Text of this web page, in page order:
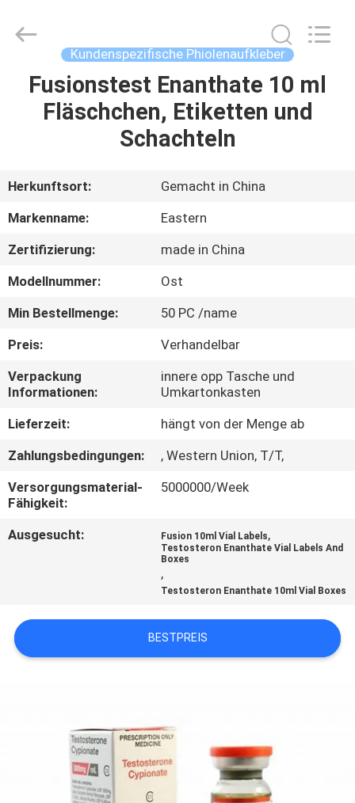
HAUS
ÜBER
UNS
FABRIK-
AUSFLUG
QUALITÄTSKONTROLLE
TRETEN
SIE
MIT
IN
VERBINDUNG
FÄLLE
PRIVACY
POLICY
Kundenspezifische Phiolenaufkleber
Fusionstest Enanthate 10 ml
Fläschchen, Etiketten und
Schachteln
Herkunftsort:
Gemacht in China
Markenname:
Eastern
Zertifizierung:
made in China
Modellnummer:
Ost
Min Bestellmenge:
50 PC /name
Preis:
Verhandelbar
Verpackung
Informationen:
innere opp Tasche und
Umkartonkasten
Lieferzeit:
hängt von der Menge ab
Zahlungsbedingungen:
, Western Union, T/T,
Versorgungsmaterial-
Fähigkeit:
5000000/Week
Ausgesucht: Fusion 10ml Vial Labels,
Testosteron Enanthate Vial Labels And
Boxes
,
Testosteron Enanthate 10ml Vial Boxes
BESTPREIS